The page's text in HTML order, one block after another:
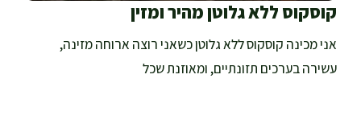
קוסקוס ללא גלוטן מהיר ומזין
אני מכינה קוסקוס ללא גלוטן כשאני רוצה ארוחה מזינה,
עשירה בערכים תזונתיים, ומאוזנת שכל